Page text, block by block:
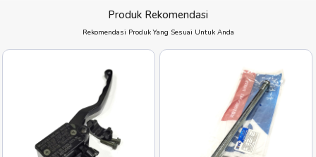
Produk Rekomendasi
Rekomendasi Produk Yang Sesuai Untuk Anda